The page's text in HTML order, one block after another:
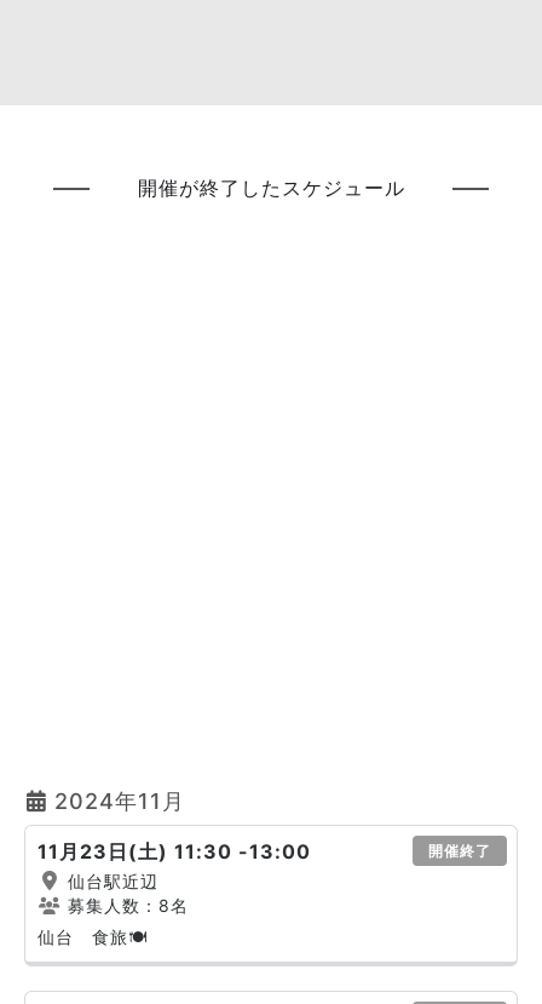
開催が終了したスケジュール
2024年11月
11月23日(土) 11:30 -13:00 開催終了
仙台駅近辺
募集人数：8名
仙台 食旅🍽